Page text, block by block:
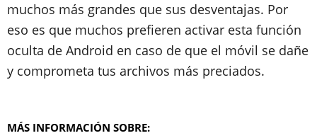
muchos más grandes que sus desventajas. Por
eso es que muchos prefieren activar esta función
oculta de Android en caso de que el móvil se dañe
y comprometa tus archivos más preciados.
MÁS INFORMACIÓN SOBRE: